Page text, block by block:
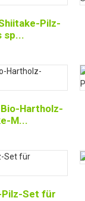
Pilz-
sp...
Hartholz-
M...
Set für